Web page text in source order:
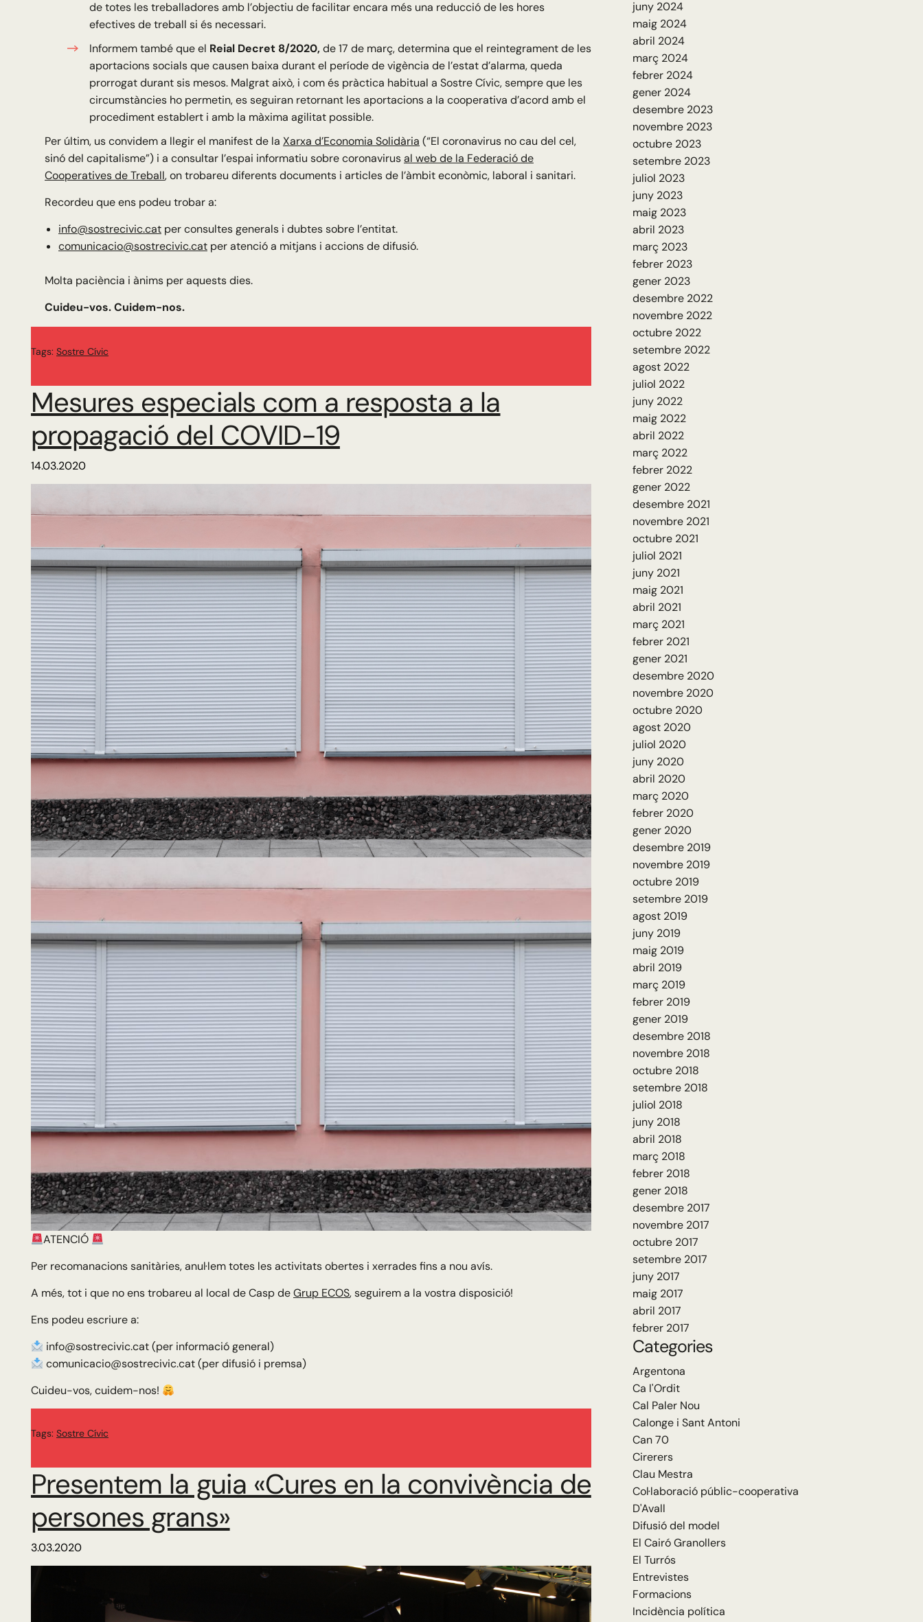
de totes les treballadores amb l’objectiu de facilitar encara més una reducció de les hores
efectives de treball si és necessari.
Informem també que el Reial Decret 8/2020,de 17 de març, determina que el reintegrament de les
aportacions socials que causen baixa durant el període de vigència de l’estat d’alarma, queda
prorrogat durant sis mesos. Malgrat això, i com és pràctica habitual a Sostre Cívic, sempre que les
circumstàncies ho permetin, es seguiran retornant les aportacions a la cooperativa d’acord amb el
procediment establert i amb la màxima agilitat possible.
Per últim, us convidem a llegir el manifest de la Xarxa d’Economia Solidària (“El coronavirus no cau del cel,
sinó del capitalisme”) i a consultar l’espai informatiu sobre coronavirusal web de la Federació de
Cooperatives de Treball, on trobareu diferents documents i articles de l’àmbit econòmic, laboral i sanitari.
Recordeu que ens podeu trobar a:
info@sostrecivic.cat per consultes generals i dubtes sobre l’entitat.
comunicacio@sostrecivic.cat per atenció a mitjans i accions de difusió.
Molta paciència i ànims per aquests dies.
Cuideu-vos. Cuidem-nos.
Tags: Sostre Cívic
Mesures especials com a resposta a la
propagació del COVID-19
14.03.2020
ATENCIÓ
Per recomanacions sanitàries, anul·lem totes les activitats obertes i xerrades fins a nou avís.
A més, tot i que no ens trobareu al local de Casp deGrup ECOS, seguirem a la vostra disposició!
Ens podeu escriure a:
info@sostrecivic.cat (per informació general)
comunicacio@sostrecivic.cat (per difusió i premsa)
Cuideu-vos, cuidem-nos!
Tags: Sostre Cívic
Presentem la guia «Cures en la convivència de
persones grans»
3.03.2020
juny 2024
maig 2024
abril 2024
març 2024
febrer 2024
gener 2024
desembre 2023
novembre 2023
octubre 2023
setembre 2023
juliol 2023
juny 2023
maig 2023
abril 2023
març 2023
febrer 2023
gener 2023
desembre 2022
novembre 2022
octubre 2022
setembre 2022
agost 2022
juliol 2022
juny 2022
maig 2022
abril 2022
març 2022
febrer 2022
gener 2022
desembre 2021
novembre 2021
octubre 2021
juliol 2021
juny 2021
maig 2021
abril 2021
març 2021
febrer 2021
gener 2021
desembre 2020
novembre 2020
octubre 2020
agost 2020
juliol 2020
juny 2020
abril 2020
març 2020
febrer 2020
gener 2020
desembre 2019
novembre 2019
octubre 2019
setembre 2019
agost 2019
juny 2019
maig 2019
abril 2019
març 2019
febrer 2019
gener 2019
desembre 2018
novembre 2018
octubre 2018
setembre 2018
juliol 2018
juny 2018
abril 2018
març 2018
febrer 2018
gener 2018
desembre 2017
novembre 2017
octubre 2017
setembre 2017
juny 2017
maig 2017
abril 2017
febrer 2017
Categories
Argentona
Ca l'Ordit
Cal Paler Nou
Calonge i Sant Antoni
Can 70
Cirerers
Clau Mestra
Col·laboració públic-cooperativa
D'Avall
Difusió del model
El Cairó Granollers
El Turrós
Entrevistes
Formacions
Incidència política